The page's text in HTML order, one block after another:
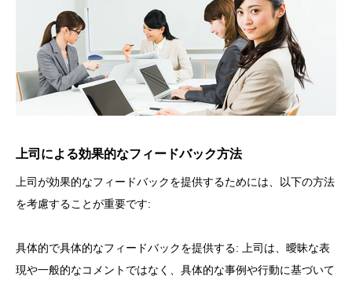
上司による効果的なフィードバック方法
上司が効果的なフィードバックを提供するためには、以下の方法
を考慮することが重要です:
具体的で具体的なフィードバックを提供する: 上司は、曖昧な表
現や一般的なコメントではなく、具体的な事例や行動に基づいて